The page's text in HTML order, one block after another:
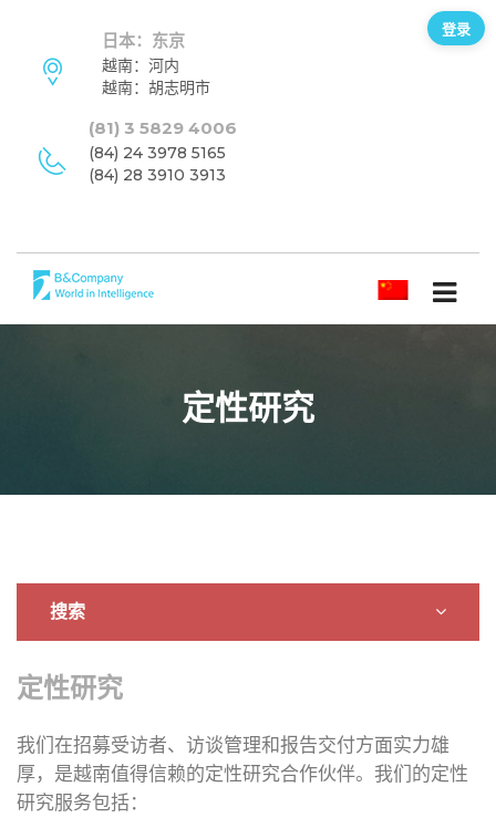
日本：东京
越南：河内
越南：胡志明市
(81) 3 5829 4006
(84) 24 3978 5165
(84) 28 3910 3913
简体中文
定性研究
搜索
定性研究
我们在招募受访者、访谈管理和报告交付方面实力雄
厚，是越南值得信赖的定性研究合作伙伴。我们的定性
研究服务包括：
登录